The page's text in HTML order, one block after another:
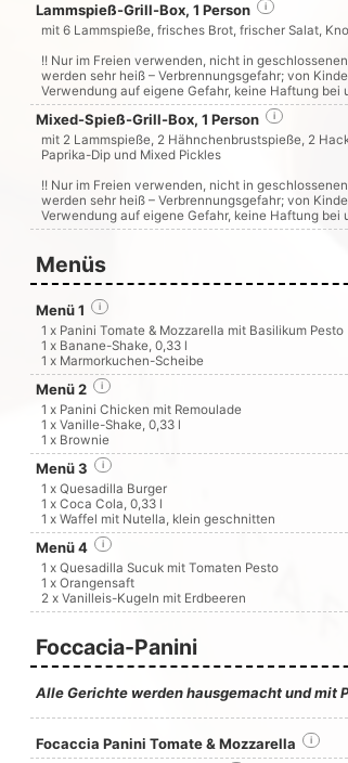
Lammspieß-Grill-Box, 1 Person i
mit 6 Lammspieße, frisches Brot, frischer Salat,
!! Nur im Freien verwenden, nicht in
werden sehr heiß – Verbrennungsgefahr; von
Verwendung auf eigene Gefahr, keine Haftung bei
Mixed-Spieß-Grill-Box, 1 Person i
mit 2 Lammspieße, 2 Hähnchenbrustspieße, 2
Paprika-Dip und Mixed Pickles
!! Nur im Freien verwenden, nicht in
werden sehr heiß – Verbrennungsgefahr; von
Verwendung auf eigene Gefahr, keine Haftung bei
Menüs
Menü 1 i
1 x Panini Tomate & Mozzarella mit Basilikum Pesto
1 x Banane-Shake, 0,33 l
1 x Marmorkuchen-Scheibe
Menü 2 i
1 x Panini Chicken mit Remoulade
1 x Vanille-Shake, 0,33 l
1 x Brownie
Menü 3 i
1 x Quesadilla Burger
1 x Coca Cola, 0,33 l
1 x Waffel mit Nutella, klein geschnitten
Menü 4 i
1 x Quesadilla Sucuk mit Tomaten Pesto
1 x Orangensaft
2 x Vanilleis-Kugeln mit Erdbeeren
Foccacia-Panini
Alle Gerichte werden hausgemacht und mit
Focaccia Panini Tomate & Mozzarella i